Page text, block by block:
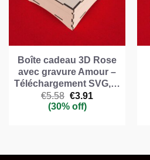
Boîte cadeau 3D Rose
avec gravure Amour –
Téléchargement SVG,…
€5.58 Le
prix
initial
€3.91
(30% off)